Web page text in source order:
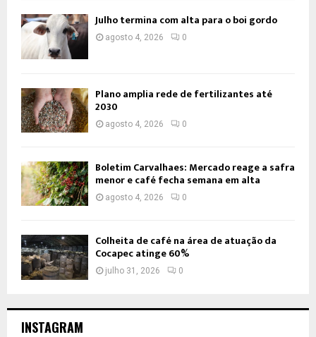
Julho termina com alta para o boi gordo
agosto 4, 2026 0
Plano amplia rede de fertilizantes até
2030
agosto 4, 2026 0
Boletim Carvalhaes: Mercado reage a safra
menor e café fecha semana em alta
agosto 4, 2026 0
Colheita de café na área de atuação da
Cocapec atinge 60%
julho 31, 2026 0
INSTAGRAM